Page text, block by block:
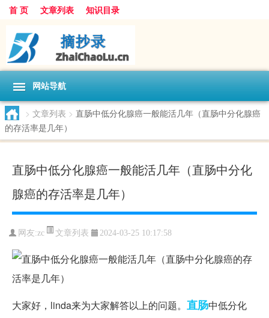
首 页 文章列表 知识目录
网站导航
> 文章列表 > 直肠中低分化腺癌一般能活几年（直肠中分化腺癌
的存活率是几年）
直肠中低分化腺癌一般能活几年（直肠中分化
腺癌的存活率是几年）
网友:zc 文章列表 2024-03-25 10:17:58
大家好，linda来为大家解答以上的问题。 直肠中低分化